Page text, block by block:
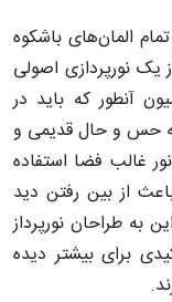
المان‌های باشکوه
یک نورپردازی اصولی
آنطور که باید در
حس و حال قدیمی و
غالب فضا استفاده
از بین رفتن دید
به طراحان نورپرداز
برای بیشتر دیده